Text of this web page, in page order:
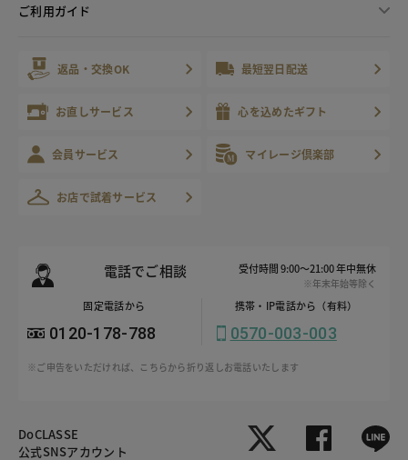
ご利用ガイド
返品・交換OK 最短翌日配送
お直しサービス 心を込めたギフト
会員サービス マイレージ倶楽部
お店で試着サービス
電話でご相談 受付時間 9:00～21:00 年中無休
※年末年始等除く
固定電話から
0120-178-788
携帯・IP電話から（有料）
0570-003-003
※ご申告をいただければ、こちらから折り返しお電話いたします
DoCLASSE
公式SNSアカウント